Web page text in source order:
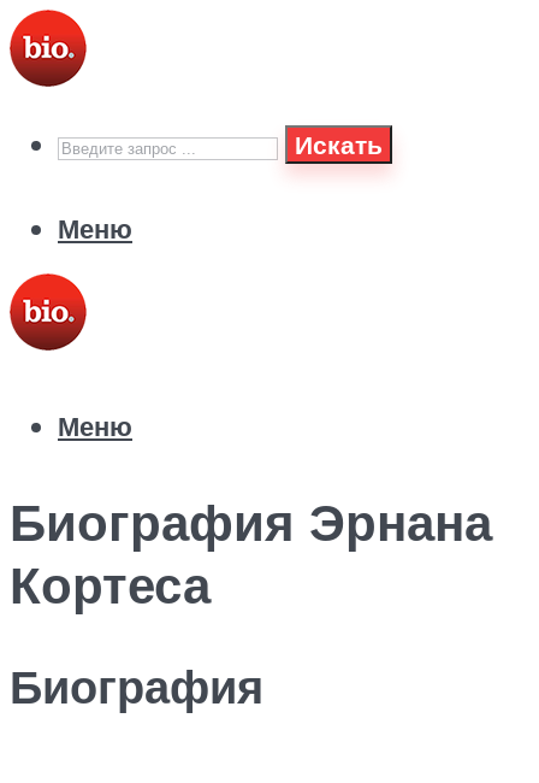
Искать
Меню
Меню
Биография Эрнана
Кортеса
Биография